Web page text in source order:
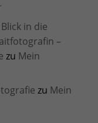
in die
–
zu Mein
zu Mein